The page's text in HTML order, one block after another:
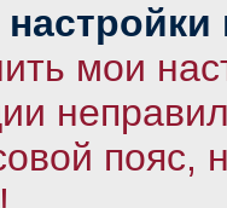
мои
пояс,